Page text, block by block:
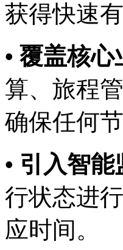
获得快速
• 覆盖核心
算、旅
确保任何
• 引入智能
行状态进行
应时间。